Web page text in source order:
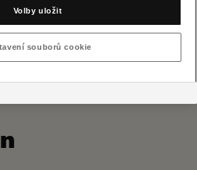
Volby uložit
souborů cookie